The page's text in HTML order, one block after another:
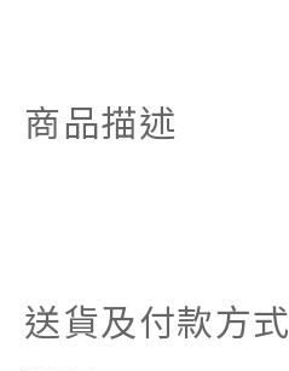
商品描述
送貨及付款方式